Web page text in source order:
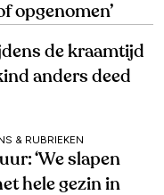
opgenomen’
de kraamtijd
anders deed
& RUBRIEKEN
‘We slapen
hele gezin in